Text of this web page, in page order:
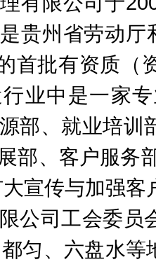
贵州省劳动
首批有资质（
业中是一家
部、就业培训
部、客户服务
宣传与加强
公司工会委
匀、六盘水